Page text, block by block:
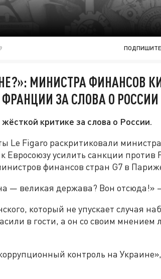
МИНИСТРА ФИНАНСОВ
ЗА СЛОВА О РОССИИ
критике за слова о России.
Le Figaro раскритиковали
Евросоюзу усилить санкции против
финансов стран G7 в
— великая держава? Вон отсюда!»
который не упускает случая
в гости, а он со своим мнением
контроль на